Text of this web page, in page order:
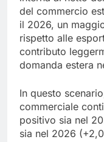
del commercio
il 2026, un
rispetto alle
contributo
domanda estera
In questo
commerciale
positivo sia nel
sia nel 2026